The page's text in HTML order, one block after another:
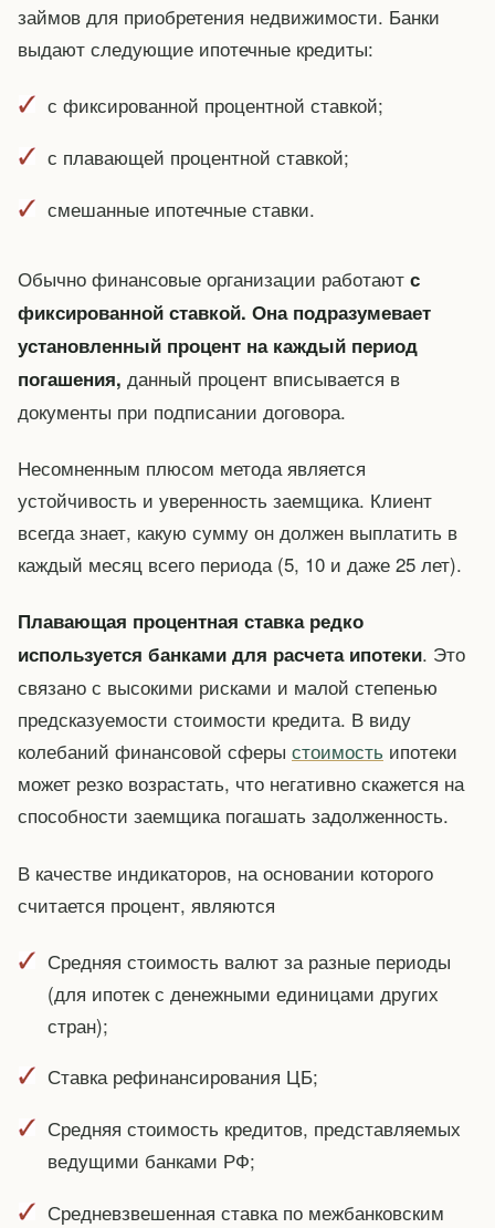
займов для приобретения недвижимости. Банки
выдают следующие ипотечные кредиты:
с фиксированной процентной ставкой;
с плавающей процентной ставкой;
смешанные ипотечные ставки.
Обычно финансовые организации работают с
фиксированной ставкой. Она подразумевает
установленный процент на каждый период
погашения, данный процент вписывается в
документы при подписании договора.
Несомненным плюсом метода является
устойчивость и уверенность заемщика. Клиент
всегда знает, какую сумму он должен выплатить в
каждый месяц всего периода (5, 10 и даже 25 лет).
Плавающая процентная ставка редко
используется банками для расчета ипотеки. Это
связано с высокими рисками и малой степенью
предсказуемости стоимости кредита. В виду
колебаний финансовой сферы стоимость ипотеки
может резко возрастать, что негативно скажется на
способности заемщика погашать задолженность.
В качестве индикаторов, на основании которого
считается процент, являются
Средняя стоимость валют за разные периоды
(для ипотек с денежными единицами других
стран);
Ставка рефинансирования ЦБ;
Средняя стоимость кредитов, представляемых
ведущими банками РФ;
Средневзвешенная ставка по межбанковским